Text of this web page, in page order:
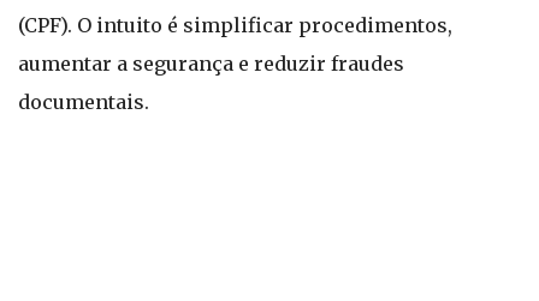
(CPF). O intuito é simplificar procedimentos,
aumentar a segurança e reduzir fraudes
documentais.